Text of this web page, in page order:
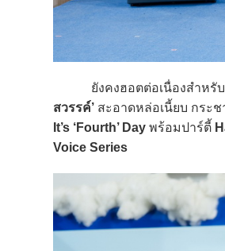
ยังคงฮอตต่อเนื่องสำหรับ
สวรรค์’ สะอาดหล่อเนี้ยบ กระ
It’s ‘Fourth’ Day พร้อมปาร์ตี้
Voice Series